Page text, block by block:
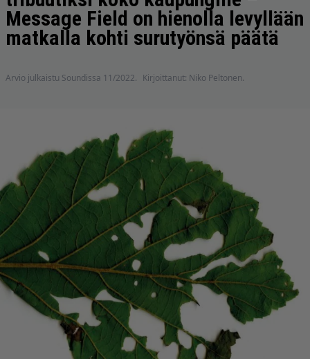
Message Field on hienolla levyllään
matkalla kohti surutyönsä päätä
Arvio julkaistu Soundissa 11/2022. Kirjoittanut: Niko Peltonen.